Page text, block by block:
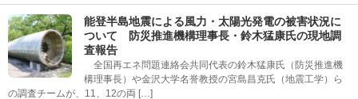
能登半島地震による風力・太陽光発電の被害状況に
ついて 防災推進機構理事長・鈴木猛康氏の現地調
査報告
全国再エネ問題連絡会共同代表の鈴木猛康氏（防災推進機
構理事長）や金沢大学名誉教授の宮島昌克氏（地震工学）ら
の調査チームが、11、12の両 […]